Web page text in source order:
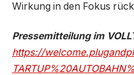
Wirkung in den Fokus
Pressemitteilung im
https://